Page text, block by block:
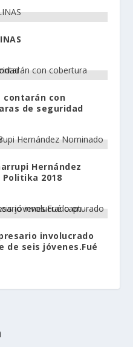
contarán con
de seguridad
Hernández
2018
involucrado
de seis jóvenes.Fué